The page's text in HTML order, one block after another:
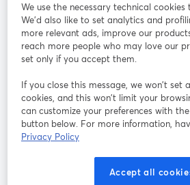
Mitmachen
Webinar Facebook
Nutzungsbedingungen
wird in einem neuen
Datenschutzrichtlinie
We use the necessary technical
We'd also like to set analytics and
more relevant ads, improve our
reach more people who may love our
set only if you accept them.
If you close this message, we won’t set
cookies, and this won’t limit your
can customize your preferences with the
button below. For more information,
Privacy Policy
Accept all